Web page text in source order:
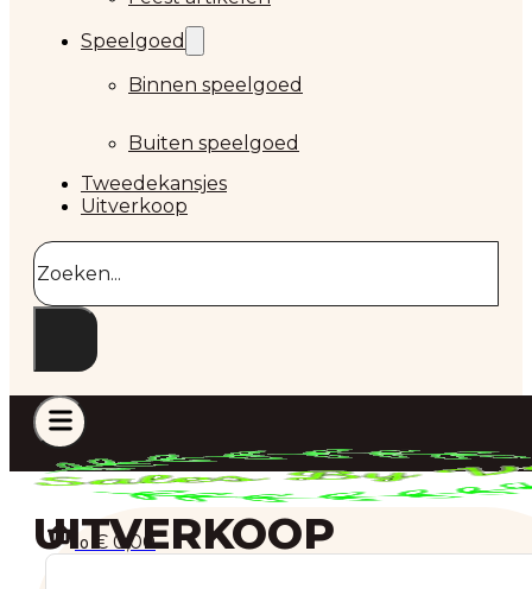
Speelgoed
Binnen speelgoed
Buiten speelgoed
Tweedekansjes
Uitverkoop
Zoeken
0 € 0,00
UITVERKOOP